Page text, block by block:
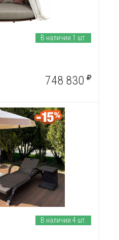
В наличии 1 шт.
748 830
В наличии 4 шт.